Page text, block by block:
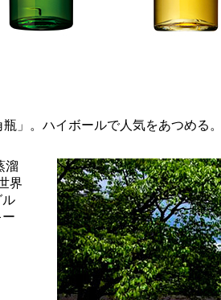
」。ハイボールで人気をあつめる
溜
界
ル